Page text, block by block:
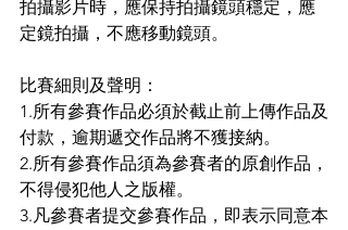
拍攝影片時，應保持拍攝鏡頭穩定，應
定鏡拍攝，不應移動鏡頭。
比賽細則及聲明：
1.所有參賽作品必須於截止前上傳作品及
付款，逾期遞交作品將不獲接納。
2.所有參賽作品須為參賽者的原創作品，
不得侵犯他人之版權。
3.凡參賽者提交參賽作品，即表示同意本